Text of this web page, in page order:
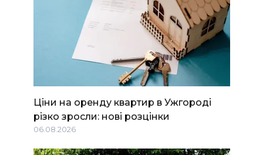
Ціни на оренду квартир в Ужгороді
різко зросли: нові розцінки
06.08.2026